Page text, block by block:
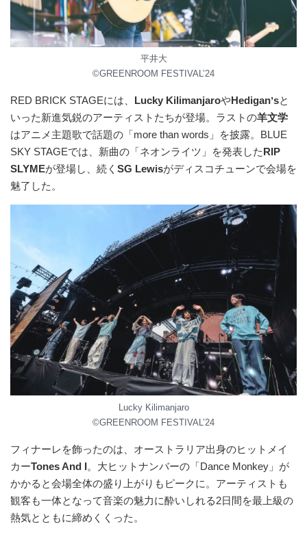
平井⼤
©︎GREENROOM FESTIVAL’24
RED BRICK STAGEには、 Lucky KilimanjaroやHediganʼsと
いった新進気鋭のアーティストたちが登場。ラストの⽺⽂学
はアニメ主題歌で話題の「more than words」を披露。BLUE
SKY STAGEでは、新曲の「ネオンライツ」を発表したRIP
SLYMEが登場し、続く SG Lewisがディスコチューンで会場を
魅了した。
Lucky Kilimanjaro
©︎GREENROOM FESTIVAL’24
フィナーレを飾ったのは、オーストラリア出⾝のヒットメイ
カーTones And I。⼤ヒットナンバーの「Dance Monkey」が
かかると会場全体の盛り上がりもピークに。アーティストも
観客も⼀体となって⾳楽の魅⼒に酔いしれる2⽇間を最上級の
熱気とともに締めくくった。